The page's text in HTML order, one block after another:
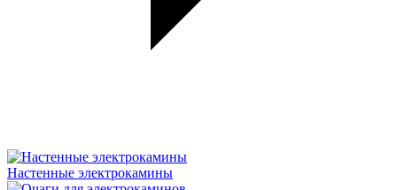
Настенные электрокамины